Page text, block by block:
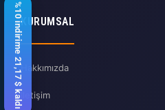
KURUMSAL
Hakkımızda
İletişim
%10 indirime 21,17 $ kaldı